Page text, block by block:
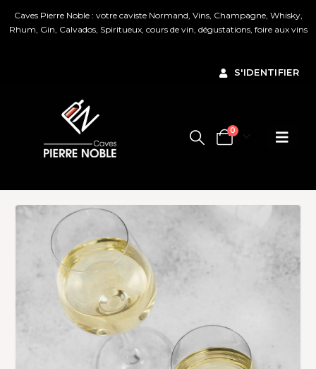
Caves Pierre Noble : votre caviste Normand, Vins, Champagne, Whisky,
Rhum, Gin, Calvados, Spiritueux, cours de vin, dégustations, foire aux vins
S'IDENTIFIER
0